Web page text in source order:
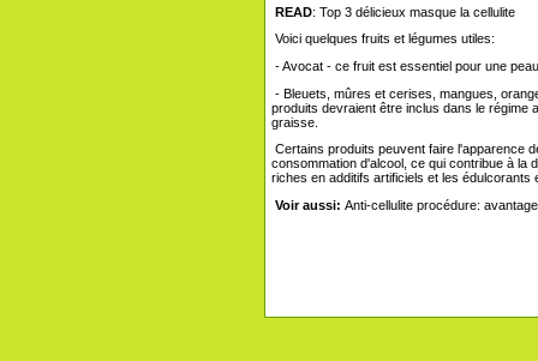
READ: Top 3 délicieux masque la cellulite
Voici quelques fruits et légumes utiles:
- Avocat - ce fruit est essentiel pour une
- Bleuets, mûres et cerises, mangues,
produits devraient être inclus dans le régime
graisse.
Certains produits peuvent faire l'apparence
consommation d'alcool, ce qui contribue à la
riches en additifs artificiels et les
Voir aussi: Anti-cellulite procédure: